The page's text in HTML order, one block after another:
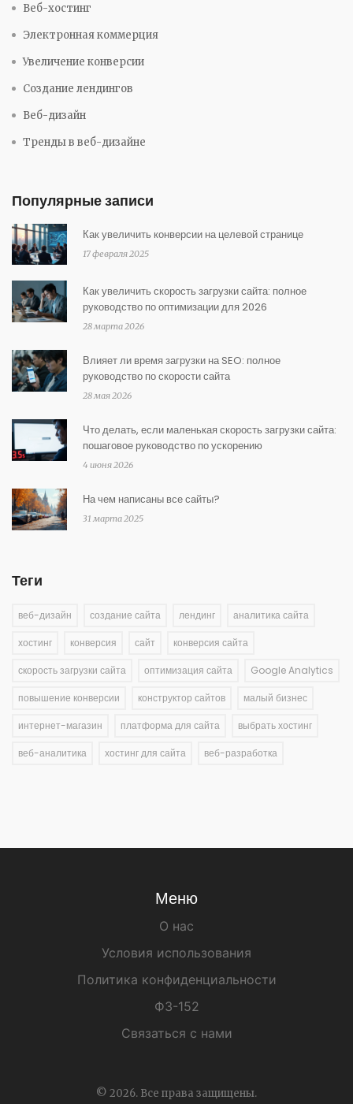
Веб-хостинг
Электронная коммерция
Увеличение конверсии
Создание лендингов
Веб-дизайн
Тренды в веб-дизайне
Популярные записи
Как увеличить конверсии на целевой странице
17 февраля 2025
Как увеличить скорость загрузки сайта: полное
руководство по оптимизации для 2026
28 марта 2026
Влияет ли время загрузки на SEO: полное
руководство по скорости сайта
28 мая 2026
Что делать, если маленькая скорость загрузки сайта:
пошаговое руководство по ускорению
4 июня 2026
На чем написаны все сайты?
31 марта 2025
Теги
веб-дизайн создание сайта лендинг аналитика сайта
хостинг конверсия сайт конверсия сайта
скорость загрузки сайта оптимизация сайта Google Analytics
повышение конверсии конструктор сайтов малый бизнес
интернет-магазин платформа для сайта выбрать хостинг
веб-аналитика хостинг для сайта веб-разработка
Меню
О нас
Условия использования
Политика конфиденциальности
ФЗ-152
Связаться с нами
© 2026. Все права защищены.